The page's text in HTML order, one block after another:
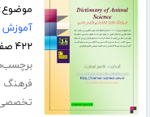
آموزش
۴۲۲ صفحه